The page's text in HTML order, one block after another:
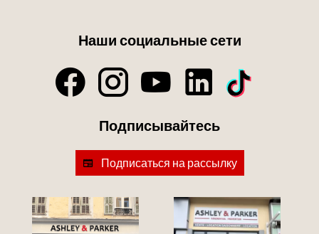
Наши социальные сети
Подписывайтесь
Подписаться на рассылку